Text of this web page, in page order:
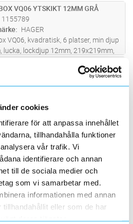
cookies
för att anpassa innehållet
tillhandahålla funktioner
vår trafik. Vi
identifierare och annan
till de sociala medier och
som vi samarbetar med.
informationen med annan
eller som de har
deras tjänster.
Maxbelastning på locket: 150
Lägg i kundvagn
VQ06 YTSKIKT 12MM GRÅ
1155789
HAGER
VQ06, kvadratisk, 6 platser, min djup
lucka, lockdjup 12mm, 219x219mm,
se tillbehör E: 1155721
VR06 YTSKIKT 5MM GRÅ
HAGER
lucka, lockdjup 5mm, Ø234mm,
E: 1155727
Lägg i kundvagn
L 8MOD METALL IP24 RF
1159290
SCHNEIDER ELECTRIC
med OptiLine 6/8 moduls
Robust golvbox helt i metall. Unica
passar i de medföljande
Lägg i kundvagn
UFB-900M/15
1168316
SCHNEIDER ELECTRIC
golvbox för installations-, hålrums-